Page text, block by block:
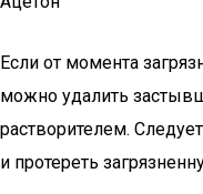
Если от момента
можно удалить
растворителем.
и протереть